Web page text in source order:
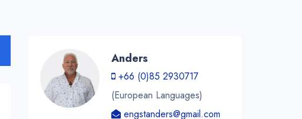
Anders
+66 (0)85 2930717
(European Languages)
engstanders@gmail.com